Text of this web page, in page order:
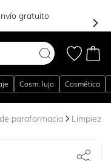
gratuito
Cosm. lujo Cosmética
parafarmacia Limpieza